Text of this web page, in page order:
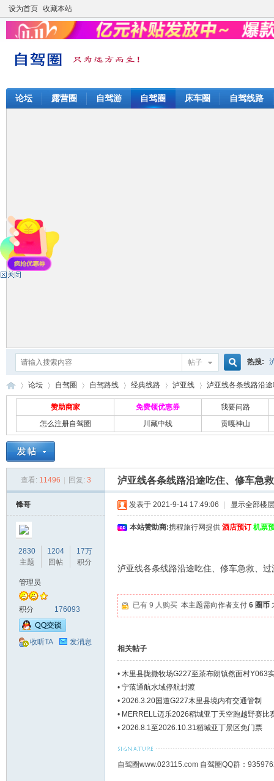
设为首页 收藏本站
论坛 露营圈 自驾游 自驾圈 床车圈 自驾线路
帖子
搜
索
热搜:
自 »
论坛
›
自驾圈
›
自驾路线
›
经典线路
›
泸亚线
›
泸亚线各条线路沿
赞助商家 免费领优惠券
我要问路
怎么注册自驾圈
川藏中线 贡嘎神山
查看: 11496 回复: 3 泸亚线各条线路沿途吃住、修车急
锋哥
2830
主题
1204
回帖
17万
积分
管理员
积分 176093
收听TA 发消息
发表于 2021-9-14 17:49:06 显示全部楼层
本站赞助商:携程旅行网提供 酒店预订 机票
泸亚线各条线路沿途吃住、修车急救、过
已有 9 人购买 本主题需向作者支付 6 圈币
相关帖子
• 木里县陇撒牧场G227至茶布朗镇然面村Y063
• 宁蒗通航水域停航封渡
• 2026.3.20国道G227木里县境内有交通管制
• MERRELL迈乐2026稻城亚丁天空跑越野赛比
• 2026.8.1至2026.10.31稻城亚丁景区免门票
自驾圈www.023115.com 自驾圈QQ群：